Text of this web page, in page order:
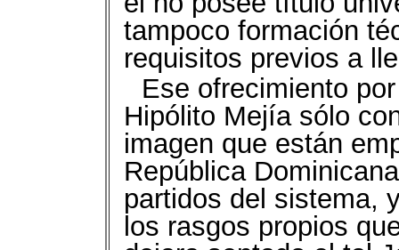
tampoco formación
requisitos previos a
Ese ofrecimiento
Hipólito Mejía sólo
imagen que están
República
partidos del sistema,
los rasgos propios